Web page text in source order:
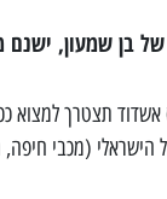
בן שמעון,
תצטרך למצוא
הישראלי (מכבי